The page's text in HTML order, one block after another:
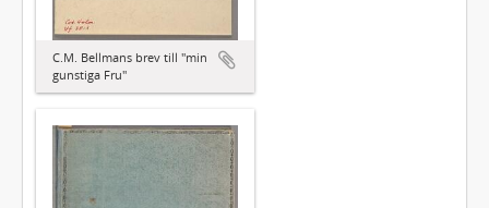
C.M. Bellmans brev till "min
gunstiga Fru"